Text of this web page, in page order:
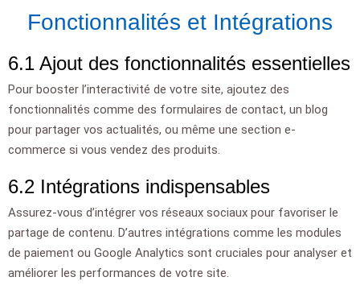
Fonctionnalités et Intégrations
6.1 Ajout des fonctionnalités essentielles
Pour booster l’interactivité de votre site, ajoutez des
fonctionnalités comme des formulaires de contact, un blog
pour partager vos actualités, ou même une section e-
commerce si vous vendez des produits.
6.2 Intégrations indispensables
Assurez-vous d’intégrer vos réseaux sociaux pour favoriser le
partage de contenu. D’autres intégrations comme les modules
de paiement ou Google Analytics sont cruciales pour analyser et
améliorer les performances de votre site.